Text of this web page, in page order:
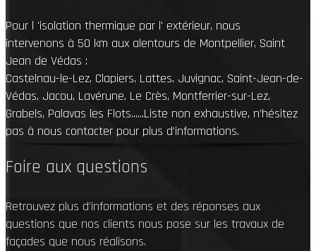
Pour l 'isolation thermique par l' extérieur, nous
intervenons à 50 km aux alentours de Montpellier, Saint
Jean de Védas :
Castelnau-le-Lez, Clapiers, Lattes, Juvignac, Saint-Jean-de-
Védas, Jacou, Lavérune, Le Crès, Montferrier-sur-Lez,
Grabels, Palavas les Flots......Liste non exhaustive, n’hésitez
pas à nous contacter pour plus d’informations.
Foire aux questions
Retrouvez plus d'informations et des réponses aux
questions que nos clients nous pose sur les travaux de
façades que nous réalisons.